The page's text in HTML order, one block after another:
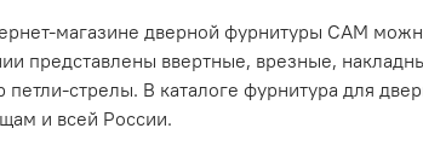
магазине дверной фурнитуры САМ
представлены ввертные, врезные,
петли-стрелы. В каталоге фурнитура для
и всей России.